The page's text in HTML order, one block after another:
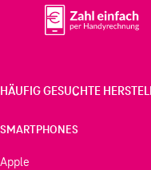
HÄUFIG GESUCHTE
SMARTPHONES
Apple